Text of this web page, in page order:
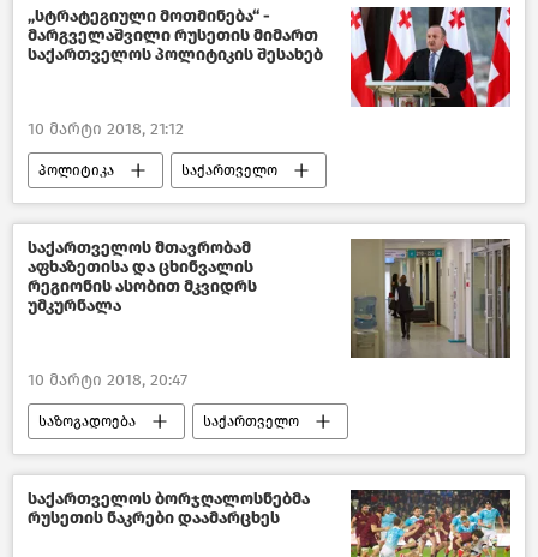
საქართველო
„სტრატეგიული მოთმინება“ -
მარგველაშვილი რუსეთის მიმართ
საქართველოს პოლიტიკის შესახებ
10 მარტი 2018, 21:12
პოლიტიკა საქართველო
ქართულ–რუსული ურთიერთობები
საქართველოს მთავრობამ
აფხაზეთისა და ცხინვალის
რეგიონის ასობით მკვიდრს
უმკურნალა
10 მარტი 2018, 20:47
საზოგადოება საქართველო
ჯანდაცვა საქართველოში
საქართველოს ბორჯღალოსნებმა
რუსეთის ნაკრები დაამარცხეს